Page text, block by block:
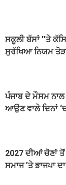
ਸਕੂਲੀ ਬੱਸਾਂ ''ਤੇ
ਸੁਰੱਖਿਆ ਨਿਯਮ
ਪੰਜਾਬ ਦੇ ਮੌਸਮ
ਆਉਣ ਵਾਲੇ ਦਿਨਾਂ
2027 ਦੀਆਂ ਚੋਣਾਂ ਤੋਂ
ਸਮਾਜ ’ਤੇ ਭਾਜਪਾ